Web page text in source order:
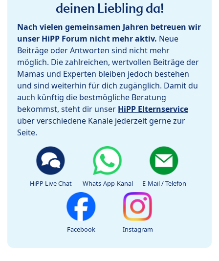
deinen Liebling da!
Nach vielen gemeinsamen Jahren betreuen wir
unser HiPP Forum nicht mehr aktiv. Neue
Beiträge oder Antworten sind nicht mehr
möglich. Die zahlreichen, wertvollen Beiträge der
Mamas und Experten bleiben jedoch bestehen
und sind weiterhin für dich zugänglich. Damit du
auch künftig die bestmögliche Beratung
bekommst, steht dir unser HiPP Elternservice
über verschiedene Kanäle jederzeit gerne zur
Seite.
HiPP Live Chat Whats-App-Kanal E-Mail / Telefon
Facebook Instagram